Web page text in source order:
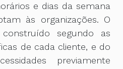
e dias da semana
às organizações. O
segundo as
de cada cliente, e do
previamente